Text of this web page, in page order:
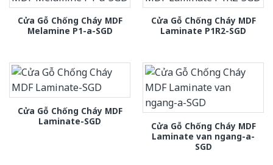
Cửa Gỗ Chống Cháy MDF
Melamine P1-a-SGD
Cửa Gỗ Chống Cháy MDF
Laminate P1R2-SGD
Cửa Gỗ Chống Cháy MDF
Laminate-SGD
Cửa Gỗ Chống Cháy MDF
Laminate van ngang-a-
SGD